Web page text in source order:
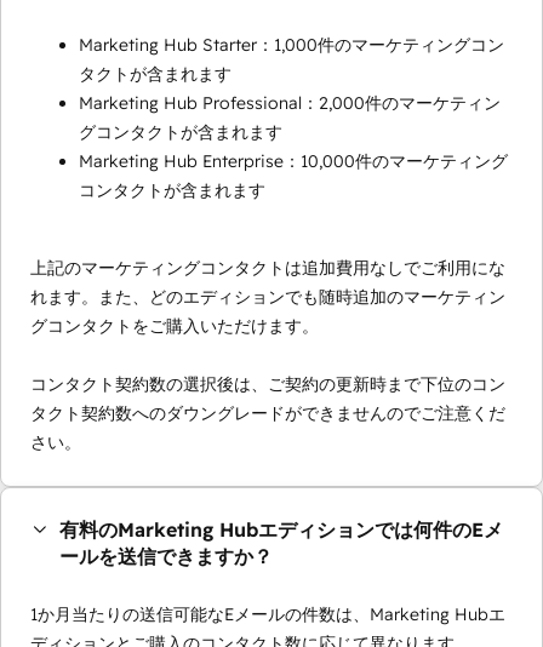
Marketing Hub Starter：1,000件のマーケティングコン
タクトが含まれます
Marketing Hub Professional：2,000件のマーケティン
グコンタクトが含まれます
Marketing Hub Enterprise：10,000件のマーケティング
コンタクトが含まれます
上記のマーケティングコンタクトは追加費用なしでご利用にな
れます。また、どのエディションでも随時追加のマーケティン
グコンタクトをご購入いただけます。
コンタクト契約数の選択後は、ご契約の更新時まで下位のコン
タクト契約数へのダウングレードができませんのでご注意くだ
さい。
有料のMarketing Hubエディションでは何件のEメ
ールを送信できますか？
1か月当たりの送信可能なEメールの件数は、Marketing Hubエ